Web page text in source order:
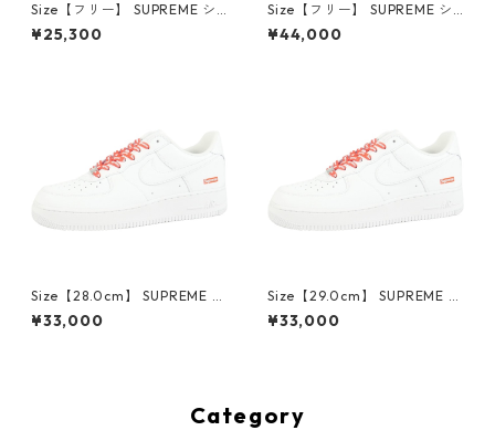
Size【フリー】 SUPREME シ
ュプリーム ×The Misfits 26S
S Mesh Back 6-Panel Black
¥25,300
Size【フリー】 SUPREME シ
ュプリーム 22SS Fat Tip Jac
quard Denim Waist Bag Blu
¥44,000
Size【28.0cm】 SUPREME シ
ュプリーム ×NIKE AIR FORCE
1 LOW CU9225-100 スニーカ
¥33,000
Size【29.0cm】 SUPREME シ
ュプリーム ×NIKE AIR FORCE
1 LOW CU9225-100 スニーカ
¥33,000
Category